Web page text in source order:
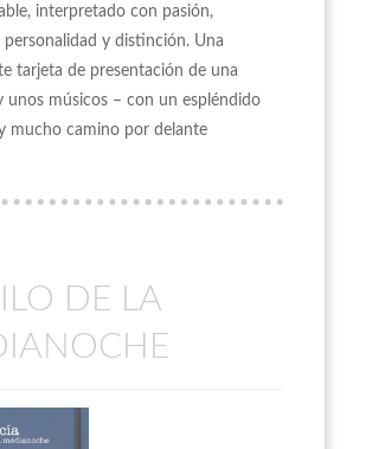
interpretado con pasión,
personalidad y distinción. Una
tarjeta de presentación de una
unos músicos – con un espléndido
mucho camino por delante
DE LA